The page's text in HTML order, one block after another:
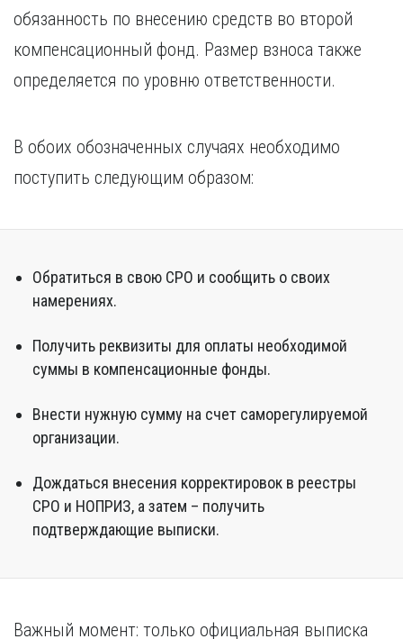
обязанность по внесению средств во второй
компенсационный фонд. Размер взноса также
определяется по уровню ответственности.
В обоих обозначенных случаях необходимо
поступить следующим образом:
Обратиться в свою СРО и сообщить о своих
намерениях.
Получить реквизиты для оплаты необходимой
суммы в компенсационные фонды.
Внести нужную сумму на счет саморегулируемой
организации.
Дождаться внесения корректировок в реестры
СРО и НОПРИЗ, а затем – получить
подтверждающие выписки.
Важный момент: только официальная выписка